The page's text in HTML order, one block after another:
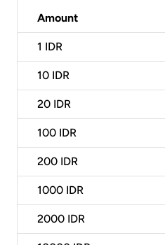
Amount
1 IDR
10 IDR
20 IDR
100 IDR
200 IDR
1000 IDR
2000 IDR